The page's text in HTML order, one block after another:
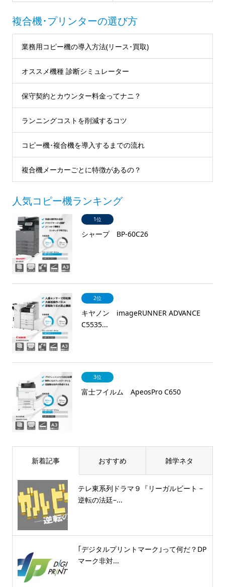
複合機･プリンターの選び方
業務用コピー機の導入方法(リース･買取)
オススメ機種 診断シミュレーター
保守契約とカウンター料金ってナニ？
ランニングコストを削減するコツ
コピー機･複合機を導入するまでの流れ
複合機メーカーごとに特徴があるの？
人気コピー機ランキング
1位
シャープ BP-60C26
2位
キヤノン imageRUNNER ADVANCE
C5535...
3位
富士フイルム ApeosPro C650
新着記事 おすすめ 雑学ネタ
テレ東系列ドラマ９『リーガルビート –
逆転の法廷–...
｢デジタルプリントマーク｣って何だ？DP
マーク非対...